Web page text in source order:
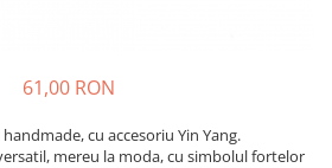
61,00 RON
cu accesoriu Yin Yang.
mereu la moda, cu simbolul fortelor